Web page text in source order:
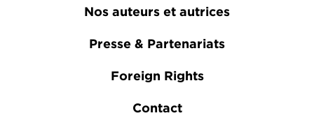
Nos auteurs et autrices
Presse & Partenariats
Foreign Rights
Contact